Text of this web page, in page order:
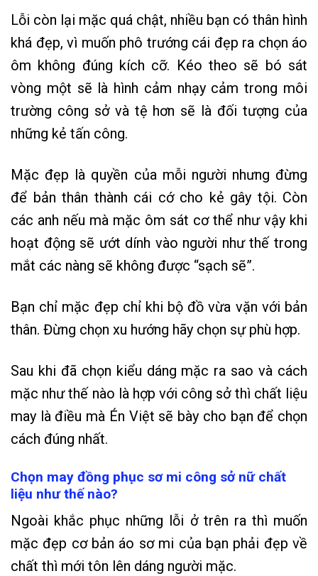
Lỗi còn lại mặc quá chật, nhiều bạn có thân hình
khá đẹp, vì muốn phô trướng cái đẹp ra chọn áo
ôm không đúng kích cỡ. Kéo theo sẽ bó sát
vòng một sẽ là hình cảm nhạy cảm trong môi
trường công sở và tệ hơn sẽ là đối tượng của
những kẻ tấn công.
Mặc đẹp là quyền của mỗi người nhưng đừng
để bản thân thành cái cớ cho kẻ gây tội. Còn
các anh nếu mà mặc ôm sát cơ thể như vậy khi
hoạt động sẽ ướt dính vào người như thế trong
mắt các nàng sẽ không được “sạch sẽ”.
Bạn chỉ mặc đẹp chỉ khi bộ đồ vừa vặn với bản
thân. Đừng chọn xu hướng hãy chọn sự phù hợp.
Sau khi đã chọn kiểu dáng mặc ra sao và cách
mặc như thế nào là hợp với công sở thì chất liệu
may là điều mà Én Việt sẽ bày cho bạn để chọn
cách đúng nhất.
Chọn may đồng phục sơ mi công sở nữ chất
liệu như thế nào?
Ngoài khắc phục những lỗi ở trên ra thì muốn
mặc đẹp cơ bản áo sơ mi của bạn phải đẹp về
chất thì mới tôn lên dáng người mặc.